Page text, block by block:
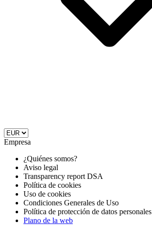
Empresa
¿Quiénes somos?
Aviso legal
Transparency report DSA
Política de cookies
Uso de cookies
Condiciones Generales de Uso
Política de protección de datos personales
Plano de la web